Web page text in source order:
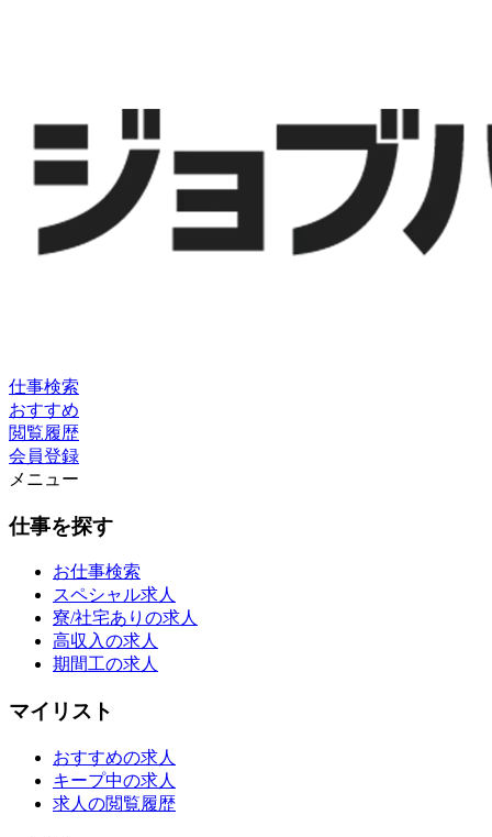
仕事検索
おすすめ
閲覧履歴
会員登録
メニュー
仕事を探す
お仕事検索
スペシャル求人
寮/社宅ありの求人
高収入の求人
期間工の求人
マイリスト
おすすめの求人
キープ中の求人
求人の閲覧履歴